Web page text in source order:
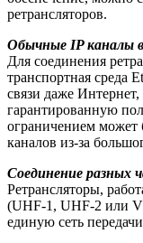
ретрансляторов.
Обычные IP каналы
Для соединения
транспортная среда
связи даже
гарантированную
ограничением может
каналов из-за
Соединение разных
Ретрансляторы,
(UHF-1, UHF-2 или
единую сеть